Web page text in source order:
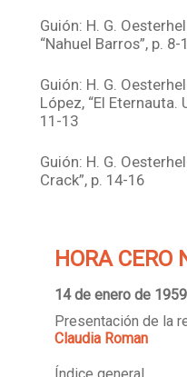
Guión: H. G.
“Nahuel Barros”, p. 8-
Guión: H. G.
López, “El Eternauta.
11-13
Guión: H. G.
Crack”, p. 14-16
HORA CERO
14 de enero de 1959
Presentación de la
Claudia Roman